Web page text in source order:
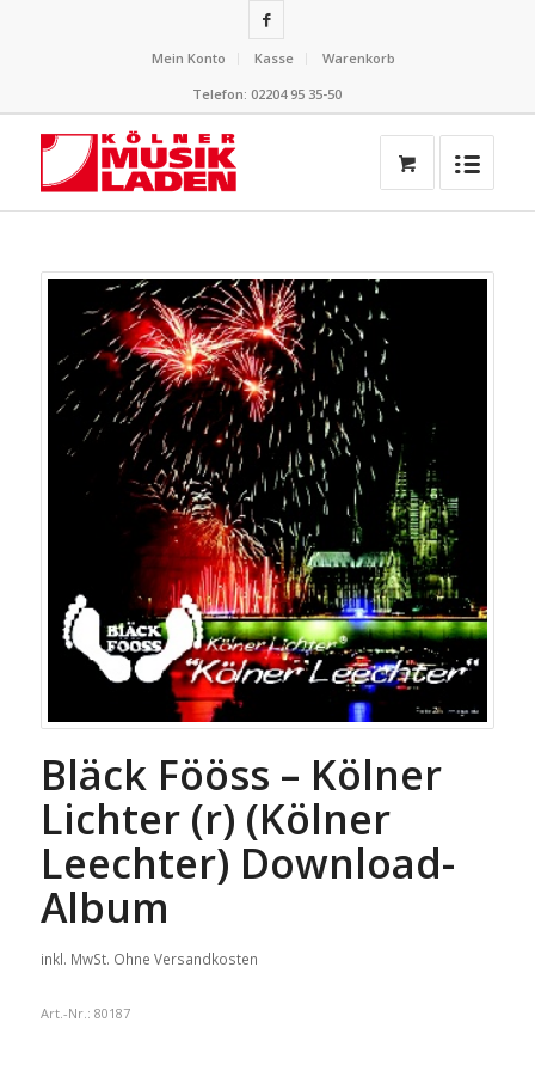
Mein Konto Kasse
Warenkorb
Telefon: 02204 95 35-50
Bläck Fööss – Kölner
Lichter (r) (Kölner
Leechter) Download-
Album
inkl. MwSt. Ohne Versandkosten
Art.-Nr.: 80187